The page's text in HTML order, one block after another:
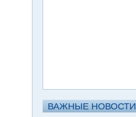
ВАЖНЫЕ НОВОСТИ